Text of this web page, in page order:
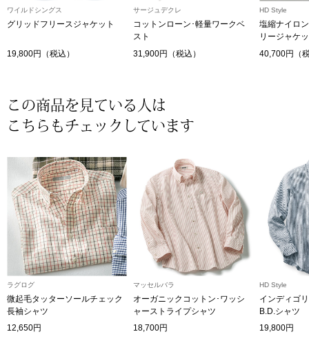
セイコー〉マウリッツハイス美術館公認フェ
ルメールオマージュウオッチ
集
すべて見る
ア
サングラス／
和装小物
その他
その他
ワイルドシングス
グリッドフリースジャケット
19,800円（税込）
サージュデクレ
コットンローン･軽量ワークベ
スト
31,900円（税込）
HD Style
塩縮ナイロ
リージャケ
40,700円（
この商品を見ている人は
こちらもチェックしています
ラグログ
微起毛タッターソールチェック
長袖シャツ
12,650円
マッセルバラ
オーガニックコットン･ワッシ
ャーストライプシャツ
18,700円
HD Style
インディゴ
B.D.シャツ
19,800円